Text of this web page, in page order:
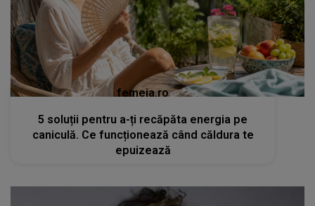
femeia.ro
5 soluții pentru a-ți recăpăta energia pe
caniculă. Ce funcționează când căldura te
epuizează